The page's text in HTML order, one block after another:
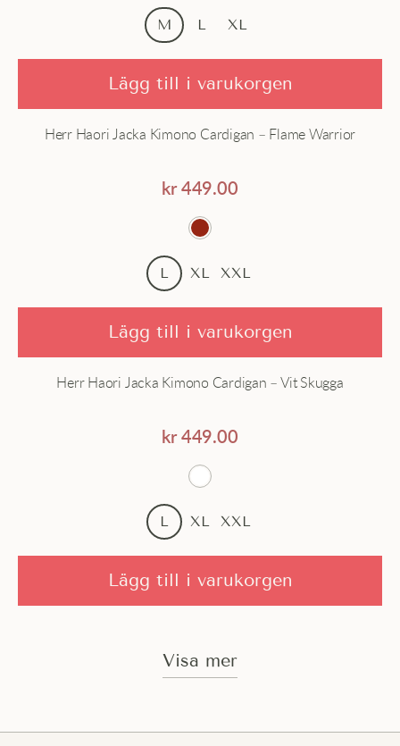
M L XL
Lägg till i varukorgen
Herr Haori Jacka Kimono Cardigan – Flame Warrior
kr 449.00
L XL XXL
Lägg till i varukorgen
Herr Haori Jacka Kimono Cardigan – Vit Skugga
kr 449.00
L XL XXL
Lägg till i varukorgen
Visa mer